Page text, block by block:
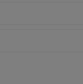
i
go do